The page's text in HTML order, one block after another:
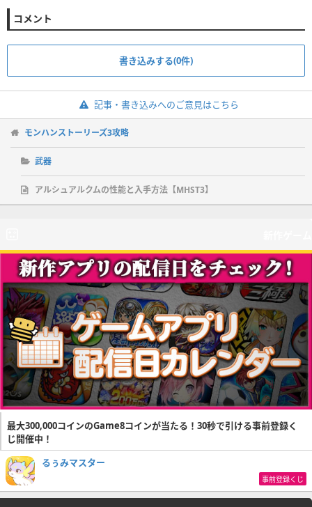
コメント
書き込みする(0件)
記事・書き込みへのご意見はこちら
モンハンストーリーズ3攻略
武器
アルシュアルクムの性能と入手方法【MHST3】
最大300,000コインのGame8コインが当たる！30秒で引ける事前登録く
じ開催中！
るぅみマスター
事前登録くじ